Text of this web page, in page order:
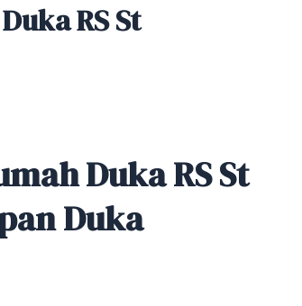
RS St
Duka RS St
Duka